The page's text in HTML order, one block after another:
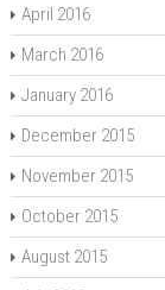
April 2016
March 2016
January 2016
December 2015
November 2015
October 2015
August 2015